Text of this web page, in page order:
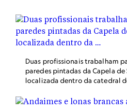
Duas profissionais trabalham
paredes pintadas da Capela
localizada dentro da catedral